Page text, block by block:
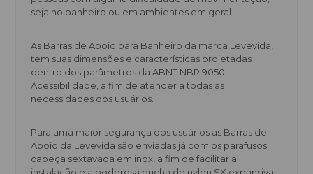
seja no banheiro ou em ambientes em geral.
As Barras de Apoio para Banheiro da marca Levevida,
tem suas dimensões e características projetadas
dentro dos parâmetros da ABNT NBR 9050 -
Acessibilidade, a fim de atender a todas as
necessidades dos usuários.
Para uma maior segurança dos usuários as Barras de
Apoio da Levevida são enviadas já com os parafusos
cabeça sextavada em inox, a fim de facilitar a
instalação e a poderosa bucha de nylon SX expansiva